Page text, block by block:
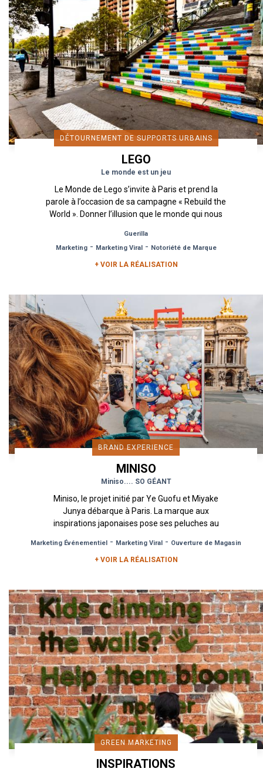
DÉTOURNEMENT DE SUPPORTS URBAINS
LEGO
Le monde est un jeu
Le Monde de Lego s’invite à Paris et prend la
parole à l’occasion de sa campagne « Rebuild the
World ». Donner l’illusion que le monde qui nous
Guerilla
Marketing- Marketing Viral- Notoriété de Marque
+ VOIR LA RÉALISATION
BRAND EXPERIENCE
MINISO
Miniso.... SO GÉANT
Miniso, le projet initié par Ye Guofu et Miyake
Junya débarque à Paris. La marque aux
inspirations japonaises pose ses peluches au
Marketing Événementiel - Marketing Viral - Ouverture de Magasin
+ VOIR LA RÉALISATION
GREEN MARKETING
INSPIRATIONS